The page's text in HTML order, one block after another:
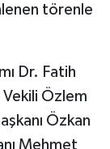
törenle
Dr. Fatih
Özlem
Özkan
Mehmet